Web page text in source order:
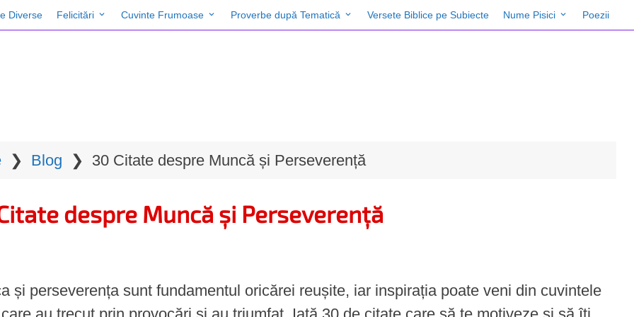
Diverse Felicitări Cuvinte Frumoase Proverbe după Tematică Versete Biblice pe Subiecte Nume Pisici Poezii
❯ Blog ❯ 30 Citate despre Muncă și Perseverență
despre Muncă și Perseverență
și perseverența sunt fundamentul oricărei reușite, iar inspirația poate veni din cuvintele